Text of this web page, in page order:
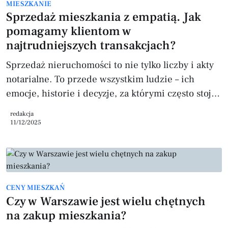
sygnałów masowych spadków. Dla osób
planujących zakup oznacza to mniejszą presję
czasu. W 2026 roku cor
MIESZKANIE
Sprzedaż mieszkania z empatią. Jak
pomagamy klientom w
najtrudniejszych transakcjach?
Sprzedaż nieruchomości to nie tylko liczby i akty
notarialne. To przede wszystkim ludzie – ich
emocje, historie i decyzje, za którymi często stoją
do akcji. W naszej pracy wiemy, że skuteczność to
człowieka. A liczby? One tylko potwierdzają, że
takie podejście działa. Mieszkania sprzedajemy
wynosi warszawska średnia. Za każdą z tych
transakcji stoi czyjaś histor
redakcja
11/12/2025
CENY MIESZKAŃ
Czy w Warszawie jest wielu chętnych
na zakup mieszkania?